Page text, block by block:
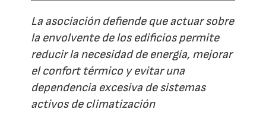
La asociación defiende que actuar sobre
la envolvente de los edificios permite
reducir la necesidad de energía, mejorar
el confort térmico y evitar una
dependencia excesiva de sistemas
activos de climatización